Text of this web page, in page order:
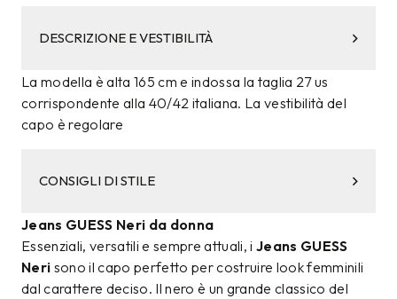
DESCRIZIONE E VESTIBILITÀ
La modella è alta 165 cm e indossa la taglia 27 us
corrispondente alla 40/42 italiana. La vestibilità del
capo è regolare
CONSIGLI DI STILE
Jeans GUESS Neri da donna
Essenziali, versatili e sempre attuali, iJeans GUESS
Neri sono il capo perfetto per costruire look femminili
dal carattere deciso. Il nero è un grande classico del